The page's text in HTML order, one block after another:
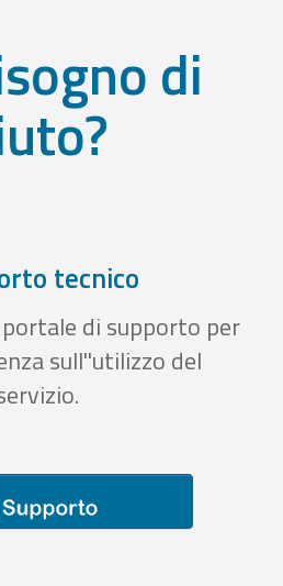
di
tecnico
di supporto per
sull''utilizzo del